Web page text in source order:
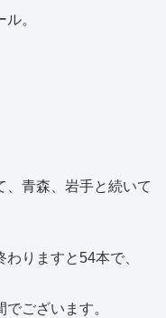
。
、青森、岩手と続いて
りますと54本で、
ございます。